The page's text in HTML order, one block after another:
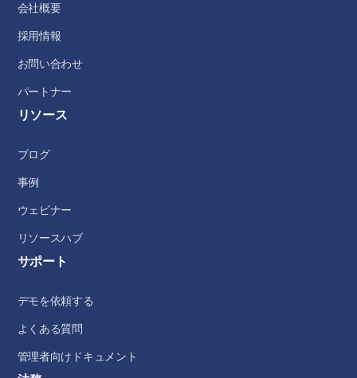
会社概要
採用情報
お問い合わせ
パートナー
リソース
ブログ
事例
ウェビナー
リソースハブ
サポート
デモを依頼する
よくある質問
管理者向けドキュメント